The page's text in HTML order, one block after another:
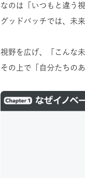
なのは「いつもと違う
グッドパッチでは、未
視野を広げ、「こんな
その上で「自分たちの